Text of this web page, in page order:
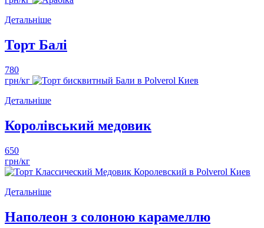
Детальніше
Торт Балі
780
грн/кг
Детальніше
Королівський медовик
650
грн/кг
Детальніше
Наполеон з солоною карамеллю